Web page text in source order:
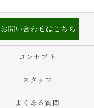
お問い合わせはこちら
コンセプト
スタッフ
よくある質問